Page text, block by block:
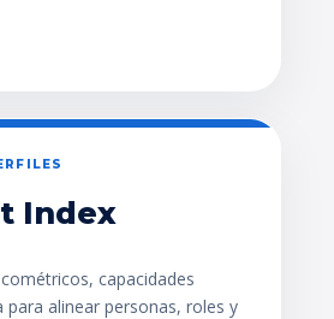
Index
capacidades
para alinear personas, roles y